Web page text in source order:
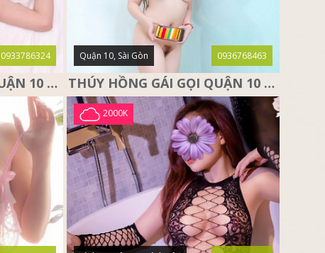
0933786324
NGỌC THẢO GÁI GỌI QUẬN 10 SÀI GÒN, DÂM XINH CÁ TÍNH
Quận 10, Sài Gòn 0936768463
THÚY HỒNG GÁI GỌI QUẬN 10 – SIÊU PHẨM MÔNG THẦN THÁNH
2000K